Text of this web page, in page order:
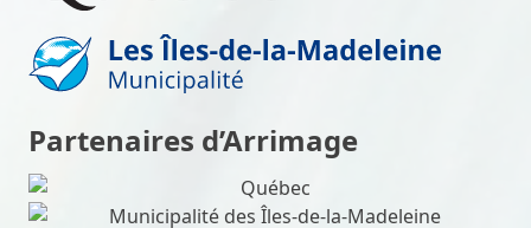
Partenaires d’Arrimage